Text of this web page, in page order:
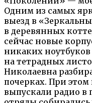
Одним из самых
выезд в
в деревянных
сейчас новые
никаких
на тетрадных
Николаевна
почерках. При
выпускали радио в